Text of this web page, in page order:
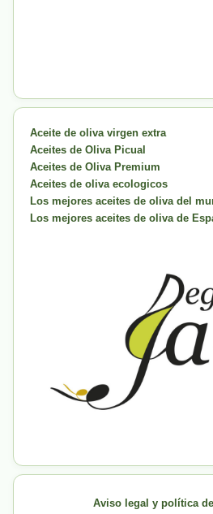
Aceite de oliva virgen extra
Aceites de Oliva Picual
Aceites de Oliva Premium
Aceites de oliva ecologicos
Los mejores aceites de oliva del
Los mejores aceites de oliva de
Aviso legal y política